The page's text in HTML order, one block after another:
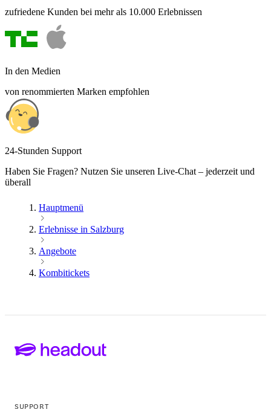
zufriedene Kunden bei mehr als 10.000 Erlebnissen
In den Medien
von renommierten Marken empfohlen
24-Stunden Support
Haben Sie Fragen? Nutzen Sie unseren Live-Chat – jederzeit und
überall
Hauptmenü
Erlebnisse in Salzburg
Angebote
Kombitickets
SUPPORT